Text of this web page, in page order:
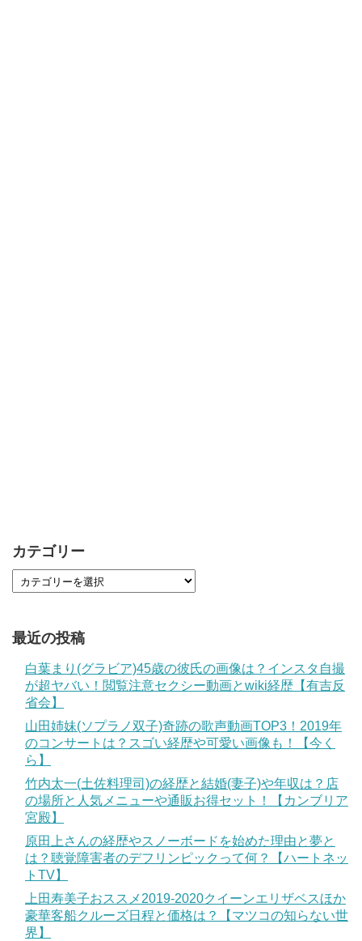
カテゴリー
最近の投稿
白葉まり(グラビア)45歳の彼氏の画像は？インスタ自撮
が超ヤバい！閲覧注意セクシー動画とwiki経歴【有吉反
省会】
山田姉妹(ソプラノ双子)奇跡の歌声動画TOP3！2019年
のコンサートは？スゴい経歴や可愛い画像も！【今く
ら】
竹内太一(土佐料理司)の経歴と結婚(妻子)や年収は？店
の場所と人気メニューや通販お得セット！【カンブリア
宮殿】
原田上さんの経歴やスノーボードを始めた理由と夢と
は？聴覚障害者のデフリンピックって何？【ハートネッ
トTV】
上田寿美子おススメ2019-2020クイーンエリザベスほか
豪華客船クルーズ日程と価格は？【マツコの知らない世
界】